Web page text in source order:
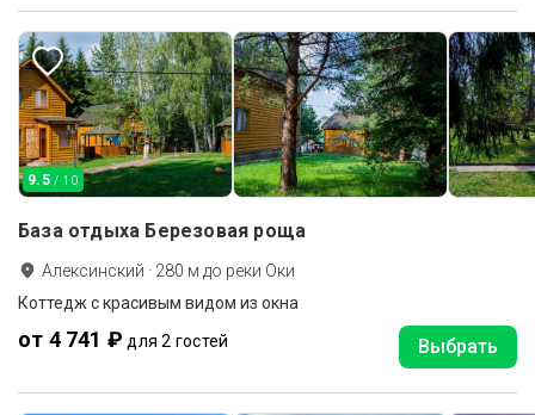
9.5 / 10
База отдыха Березовая роща
Алексинский · 280 м до реки Оки
Коттедж с красивым видом из окна
от 4 741 ₽ для 2 гостей Выбрать